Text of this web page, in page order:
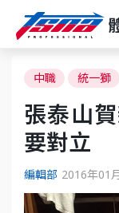
中職 統一獅
張泰山
要對立
編輯部 2016年01